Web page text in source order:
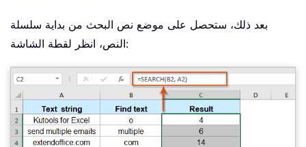
بعد ذلك، ستحصل على موضع نص البحث من بداية سلسلة
النص، انظر لقطة الشاشة: